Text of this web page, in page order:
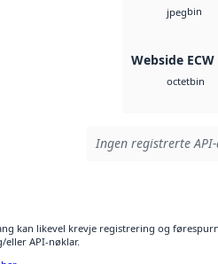
jpegbin
Webside ECW
octetbin
Ingen registrerte
kan likevel krevje registrering og
eller API-nøklar.